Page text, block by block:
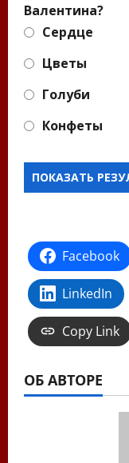
Валентина?
Сердце
Цветы
Голуби
Конфеты
Facebook
LinkedIn
Copy Link
ОБ АВТОРЕ